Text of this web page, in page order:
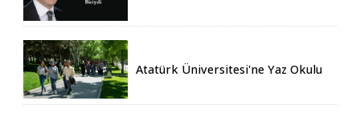
Atatürk Üniversitesi'ne Yaz Okulu